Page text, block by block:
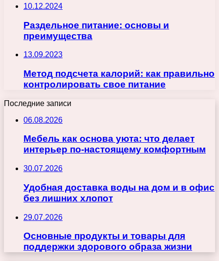
10.12.2024
Раздельное питание: основы и
преимущества
13.09.2023
Метод подсчета калорий: как правильно
контролировать свое питание
Последние записи
06.08.2026
Мебель как основа уюта: что делает
интерьер по-настоящему комфортным
30.07.2026
Удобная доставка воды на дом и в офис
без лишних хлопот
29.07.2026
Основные продукты и товары для
поддержки здорового образа жизни